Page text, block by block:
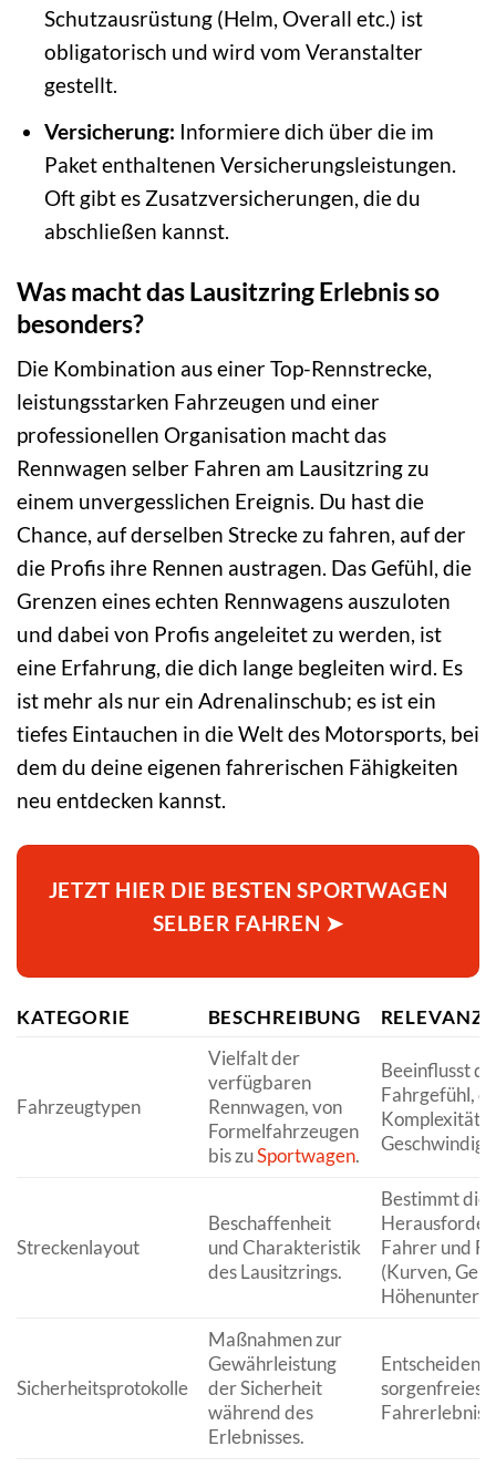
Schutzausrüstung (Helm, Overall etc.) ist
obligatorisch und wird vom Veranstalter
gestellt.
Versicherung: Informiere dich über die im
Paket enthaltenen Versicherungsleistungen.
Oft gibt es Zusatzversicherungen, die du
abschließen kannst.
Was macht das Lausitzring Erlebnis so
besonders?
Die Kombination aus einer Top-Rennstrecke,
leistungsstarken Fahrzeugen und einer
professionellen Organisation macht das
Rennwagen selber Fahren am Lausitzring zu
einem unvergesslichen Ereignis. Du hast die
Chance, auf derselben Strecke zu fahren, auf der
die Profis ihre Rennen austragen. Das Gefühl, die
Grenzen eines echten Rennwagens auszuloten
und dabei von Profis angeleitet zu werden, ist
eine Erfahrung, die dich lange begleiten wird. Es
ist mehr als nur ein Adrenalinschub; es ist ein
tiefes Eintauchen in die Welt des Motorsports, bei
dem du deine eigenen fahrerischen Fähigkeiten
neu entdecken kannst.
JETZT HIER DIE BESTEN SPORTWAGEN
SELBER FAHREN ➤
KATEGORIE BESCHREIBUNG RELEVANZ
Fahrzeugtypen
Vielfalt der
verfügbaren
Rennwagen, von
Formelfahrzeugen
bis zuSportwagen.
Beeinflusst
Fahrgefühl,
Komplexität
Streckenlayout
Beschaffenheit
und Charakteristik
des Lausitzrings.
Bestimmt die
Fahrer und
(Kurven,
Sicherheitsprotokolle
Maßnahmen zur
Gewährleistung
der Sicherheit
während des
Erlebnisses.
sorgenfreies
Fahrerlebnis.